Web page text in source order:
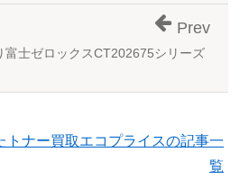
富士ゼロックスCT202675シリーズ
Prev
トナー買取エコプライスの記事一
覧